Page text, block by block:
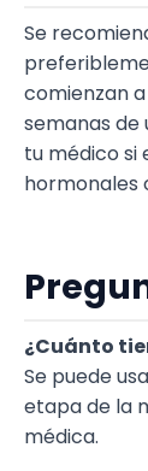
Se
comienzan
semanas de
tu médico
hormonales
¿Cuánto
Se puede
etapa de la
médica.